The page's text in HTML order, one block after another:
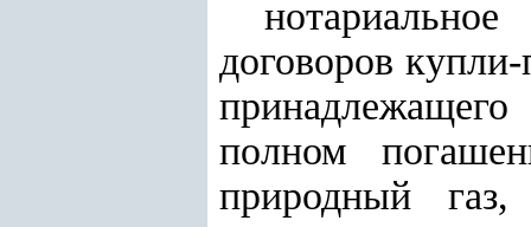
договоров
полном
природный